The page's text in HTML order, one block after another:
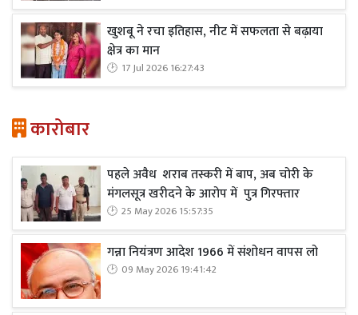
खुशबू ने रचा इतिहास, नीट में सफलता से बढ़ाया
क्षेत्र का मान
17 Jul 2026 16:27:43
कारोबार
पहले अवैध शराब तस्करी में बाप, अब चोरी के
मंगलसूत्र खरीदने के आरोप में पुत्र गिरफ्तार
25 May 2026 15:57:35
गन्ना नियंत्रण आदेश 1966 में संशोधन वापस लो
09 May 2026 19:41:42